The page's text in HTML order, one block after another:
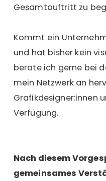
Gesamtauftritt zu
Kommt ein
und hat bisher kein
berate ich gerne bei
mein Netzwerk an
Grafikdesigner:innen
Verfügung.
Nach diesem
gemeinsames